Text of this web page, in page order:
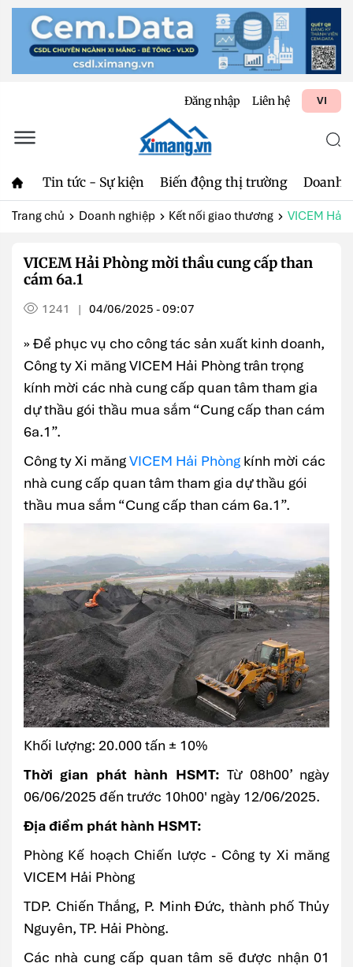
Đăng nhập Liên hệ VI
Tin tức - Sự kiện Biến động thị trường Doanh
Trang chủ Doanh nghiệp Kết nối giao thương VICEM Hải
VICEM Hải Phòng mời thầu cung cấp than
cám 6a.1
1241 | 04/06/2025 - 09:07
» Để phục vụ cho công tác sản xuất kinh doanh,
Công ty Xi măng VICEM Hải Phòng trân trọng
kính mời các nhà cung cấp quan tâm tham gia
dự thầu gói thầu mua sắm “Cung cấp than cám
6a.1”.
Công ty Xi măngVICEM Hải Phòng kính mời các
nhà cung cấp quan tâm tham gia dự thầu gói
thầu mua sắm “Cung cấp than cám 6a.1”.
Khối lượng: 20.000 tấn ± 10%
Thời gian phát hành HSMT: Từ 08h00’ ngày
06/06/2025 đến trước 10h00' ngày 12/06/2025.
Địa điểm phát hành HSMT:
Phòng Kế hoạch Chiến lược - Công ty Xi măng
VICEM Hải Phòng
TDP. Chiến Thắng, P. Minh Đức, thành phố Thủy
Nguyên, TP. Hải Phòng.
Các nhà cung cấp quan tâm sẽ được nhận 01